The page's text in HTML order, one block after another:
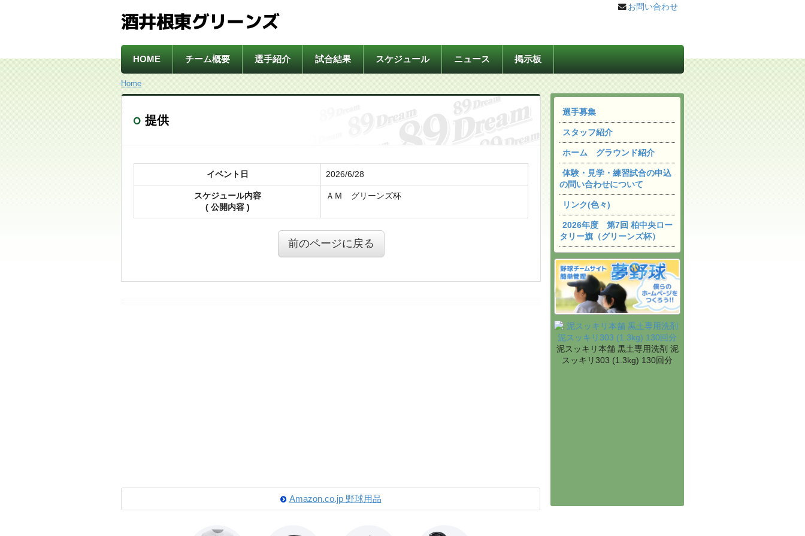
酒井根東グリーンズ
お問い合わせ
HOME チーム概要 選手紹介 試合結果 スケジュール ニュース 掲示板
選手募集
スタッフ紹介
ホーム グラウンド紹介
体験・見学・練習試合の申込
の問い合わせについて
リンク(色々)
2026年度 第7回 柏中央ロー
タリー旗（グリーンズ杯）
泥スッキリ本舗 黒土専用洗剤 泥
スッキリ303 (1.3kg) 130回分
Home
提供
イベント日 2026/6/28
スケジュール内容
( 公開内容 )
ＡＭ グリーンズ杯
前のページに戻る
Amazon.co.jp 野球用品